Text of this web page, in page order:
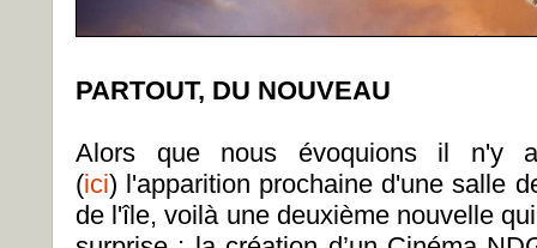
PARTOUT, DU NOUVEAU
Alors que nous évoquions il n'y
(ici) l'apparition prochaine d'une salle
de l'île, voilà une deuxième nouvelle